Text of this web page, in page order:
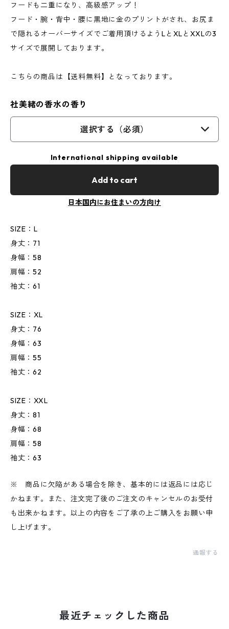
フードも二重になり、高級感アップ！
フード・腕・背中・腰に黒地に金のプリントがされ、お尻ま
で隠れるオーバーサイズでご着用頂けるようLとXLとXXLの3
サイズで展開しております。
こちらの商品は【送料無料】となっております。
社美緒の香水の香り
選択する（必須）
International shipping available
Add to cart
日本国内にお住まいの方向け
SIZE：L
身丈：71
身幅：58
肩幅：52
袖丈：61
SIZE：XL
身丈：76
身幅：63
肩幅：55
袖丈：62
SIZE：XXL
身丈：81
身幅：68
肩幅：58
袖丈：63
※ 商品に欠陥がある場合を除き、基本的には返品には応じ
かねます。また、注文完了後のご注文のキャンセルのお受付
も出来かねます。以上の内容をご了承の上ご購入をお願い申
し上げます。
通報する
最近チェックした商品